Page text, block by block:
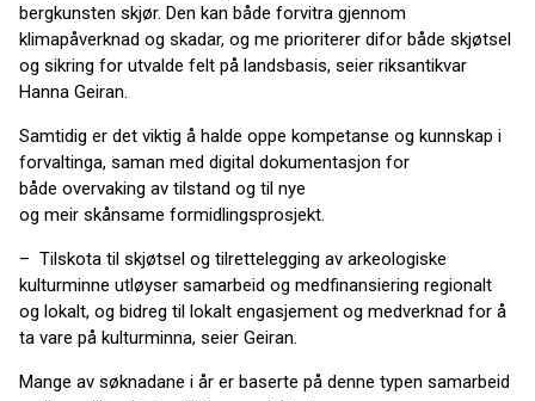
bergkunsten skjør. Den kan både forvitra gjennom
klimapåverknad og skadar, og me prioriterer difor både skjøtsel
og sikring for utvalde felt på landsbasis, seier riksantikvar
Hanna Geiran.
Samtidig er det viktig å halde oppe kompetanse og kunnskap i
forvaltinga, saman med digital dokumentasjon for
både overvaking av tilstand og til nye
og meir skånsame formidlingsprosjekt.
– Tilskota til skjøtsel og tilrettelegging av arkeologiske
kulturminne utløyser samarbeid og medfinansiering regionalt
og lokalt, og bidreg til lokalt engasjement og medverknad for å
ta vare på kulturminna, seier Geiran.
Mange av søknadane i år er baserte på denne typen samarbeid